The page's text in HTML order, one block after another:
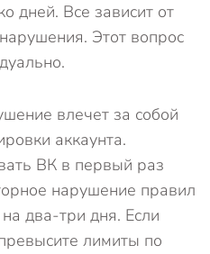
дней. Все зависит от
Этот вопрос
влечет за собой
аккаунта.
ВК в первый раз
нарушение правил
два-три дня. Если
лимиты по